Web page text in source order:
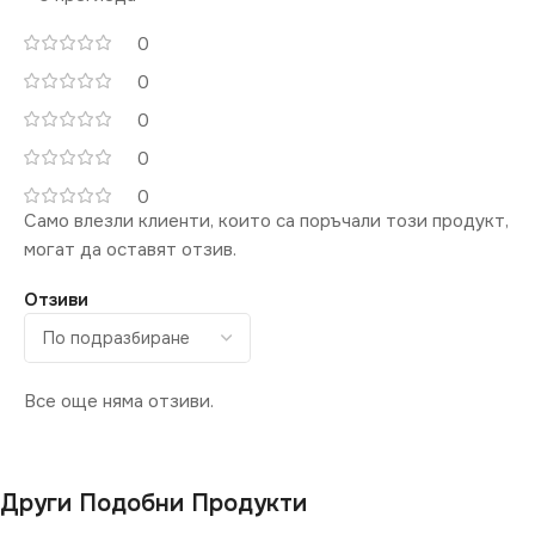
ТЕМПЕРАТУРА (K)
3000
СВЕТЛИНЕН ПОТОК
(LM)
1850
ДИМИРАНЕ
Не се димира
МОЩНОСТ (W)
(LM)
0
0
0
0
0
Отзиви
Все още няма отзиви.
Само влезли клиенти, които са поръчали този продукт,
могат да оставят отзив.
Други Подобни Продукти